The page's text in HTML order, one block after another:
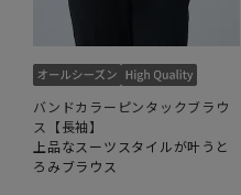
バンドカラーピンタックブラウ
ス【長袖】
上品なスーツスタイルが叶うと
ろみブラウス